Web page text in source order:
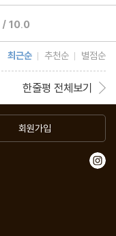
/ 10.0
최근순 추천순 별점순
한줄평 전체보기
회원가입